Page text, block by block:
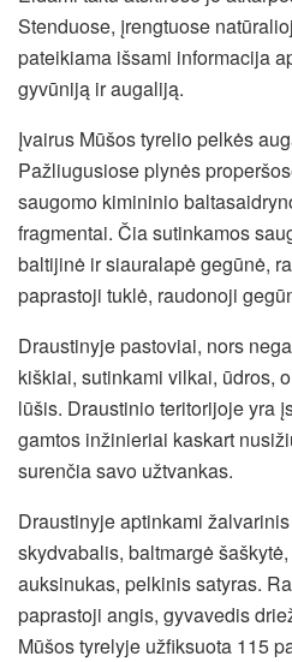
Stenduose, įrengtuose
pateikiama išsami informacija
gyvūniją ir augaliją.
Įvairus Mūšos tyrelio pelkės
Pažliugusiose plynės
saugomo kimininio
fragmentai. Čia sutinkamos
baltijinė ir siauralapė gegūnė,
paprastoji tuklė, raudonoji
Draustinyje pastoviai, nors
kiškiai, sutinkami vilkai, ūdros,
lūšis. Draustinio teritorijoje yra
gamtos inžinieriai kaskart
surenčia savo užtvankas.
Draustinyje aptinkami
skydvabalis, baltmargė
auksinukas, pelkinis satyras.
paprastoji angis, gyvavedis
Mūšos tyrelyje užfiksuota 115